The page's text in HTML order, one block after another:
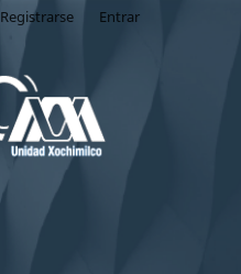
Registrarse Entrar